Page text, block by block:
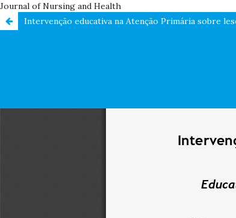
Journal of Nursing and Health
Intervenção educativa na Atenção Primária sobre